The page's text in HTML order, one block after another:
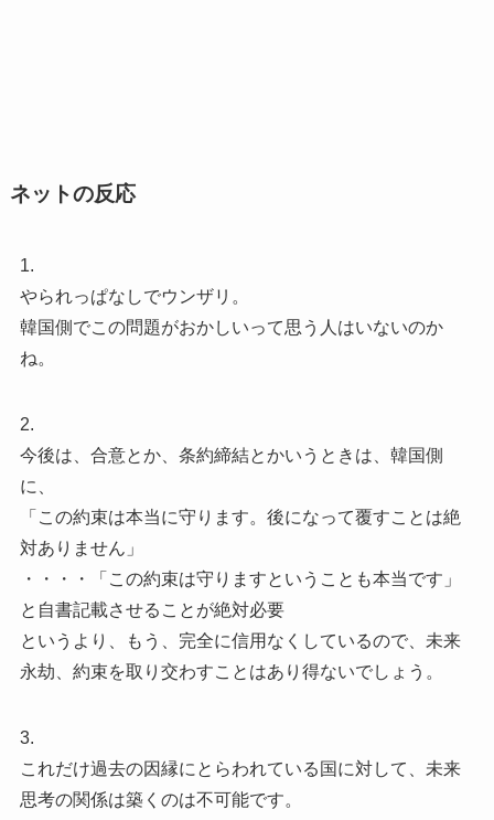
ネットの反応
1.
やられっぱなしでウンザリ。
韓国側でこの問題がおかしいって思う人はいないのか
ね。
2.
今後は、合意とか、条約締結とかいうときは、韓国側
に、
「この約束は本当に守ります。後になって覆すことは絶
対ありません」
・・・・「この約束は守りますということも本当です」
と自書記載させることが絶対必要
というより、もう、完全に信用なくしているので、未来
永劫、約束を取り交わすことはあり得ないでしょう。
3.
これだけ過去の因縁にとらわれている国に対して、未来
思考の関係は築くのは不可能です。